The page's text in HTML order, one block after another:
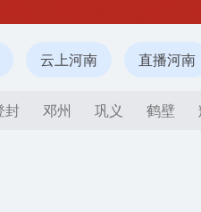
云上河南 直播河南
封 邓州 巩义 鹤壁